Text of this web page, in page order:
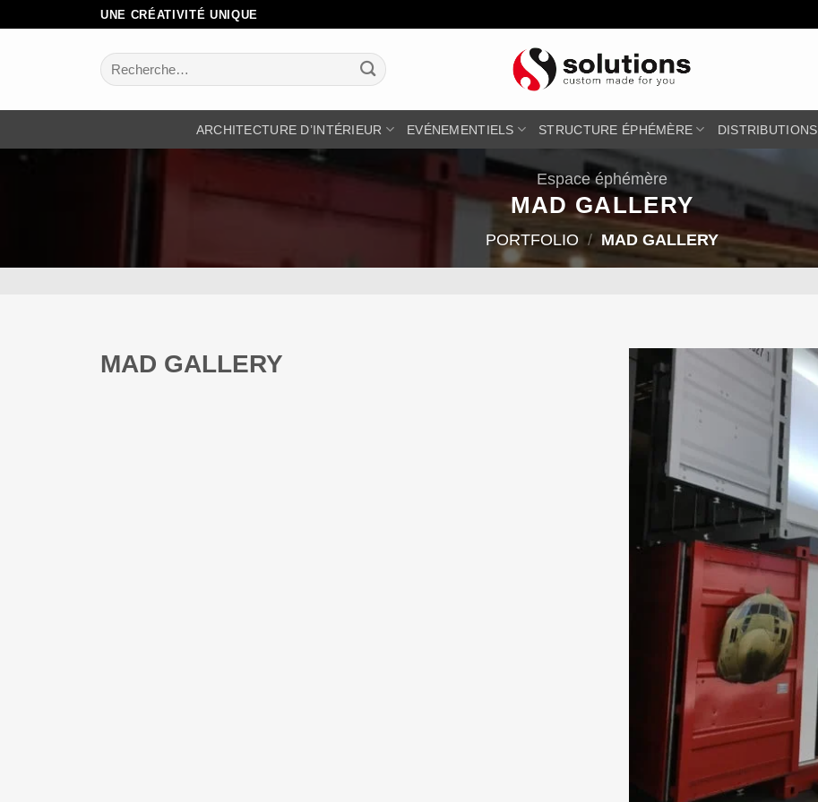
UNE CRÉATIVITÉ UNIQUE
Recherche
pour :
ARCHITECTURE D’INTÉRIEUR EVÉNEMENTIELS STRUCTURE ÉPHÉMÈRE DISTRIBUTIONS
Espace éphémère
MAD GALLERY
PORTFOLIO / MAD GALLERY
MAD GALLERY